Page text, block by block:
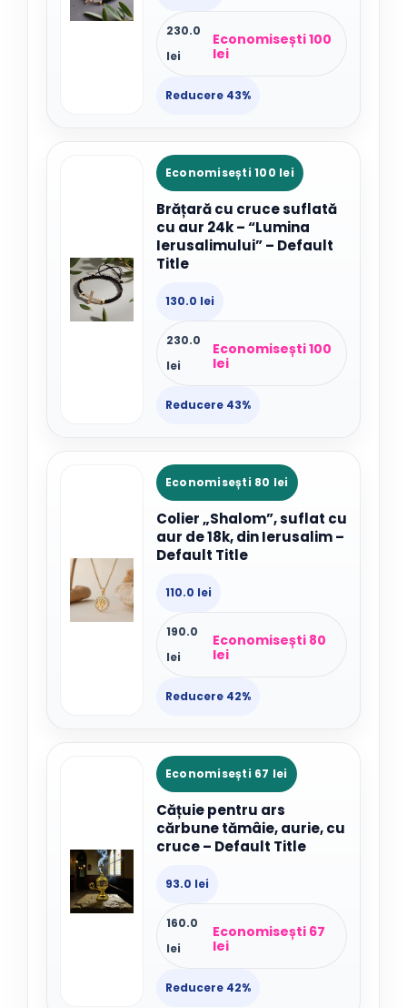
230.0
lei
Economisești 100
lei
Reducere 43%
Economisești 100 lei
Brățară cu cruce suflată
cu aur 24k – “Lumina
Ierusalimului” – Default
Title
130.0 lei
230.0
lei
Economisești 100
lei
Reducere 43%
Economisești 80 lei
Colier „Shalom”, suflat cu
aur de 18k, din Ierusalim –
Default Title
110.0 lei
190.0
lei
Economisești 80
lei
Reducere 42%
Economisești 67 lei
Cățuie pentru ars
cărbune tămâie, aurie, cu
cruce – Default Title
93.0 lei
160.0
lei
Economisești 67
lei
Reducere 42%